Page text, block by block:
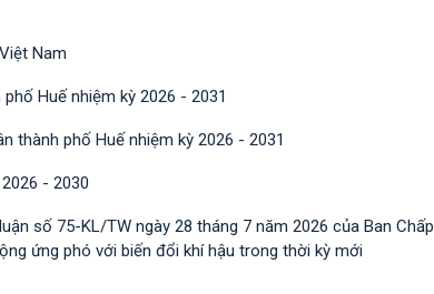
Nam
Huế nhiệm kỳ 2026 - 2031
thành phố Huế nhiệm kỳ 2026 - 2031
- 2030
số 75-KL/TW ngày 28 tháng 7 năm 2026 của Ban Chấp
ứng phó với biến đổi khí hậu trong thời kỳ mới